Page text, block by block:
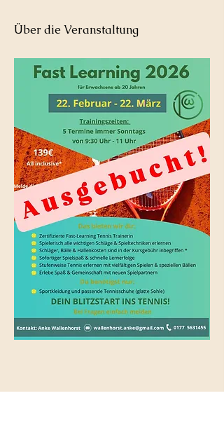
Über die Veranstaltung